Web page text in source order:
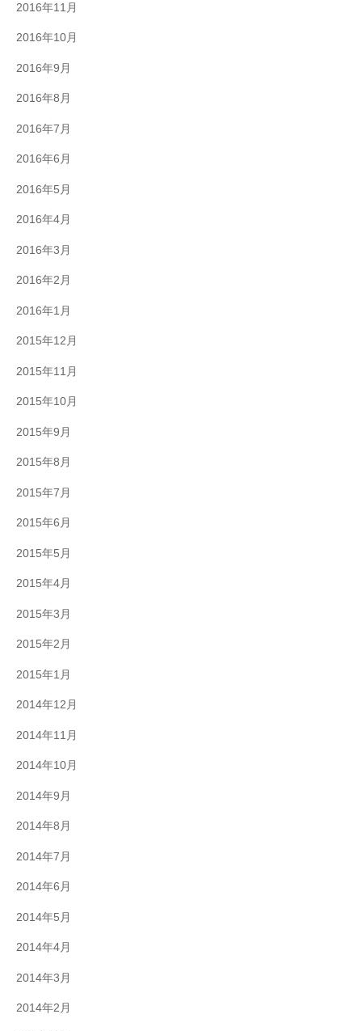
2016年11月
2016年10月
2016年9月
2016年8月
2016年7月
2016年6月
2016年5月
2016年4月
2016年3月
2016年2月
2016年1月
2015年12月
2015年11月
2015年10月
2015年9月
2015年8月
2015年7月
2015年6月
2015年5月
2015年4月
2015年3月
2015年2月
2015年1月
2014年12月
2014年11月
2014年10月
2014年9月
2014年8月
2014年7月
2014年6月
2014年5月
2014年4月
2014年3月
2014年2月